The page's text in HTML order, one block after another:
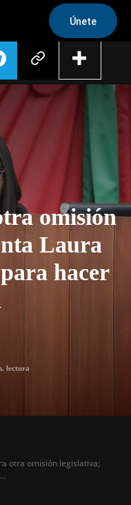
Únete
omisión
Laura
hacer
lectura
otra omisión legislativa;